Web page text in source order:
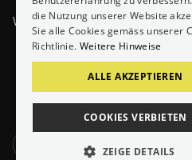
Whitepapers
Jobs
die Nutzung unserer Website
Sie alle Cookies gemäss unserer
Richtlinie. Weitere Hinweise
ALLE AKZEPTIEREN
COOKIES VERBIETEN
ZEIGE DETAILS